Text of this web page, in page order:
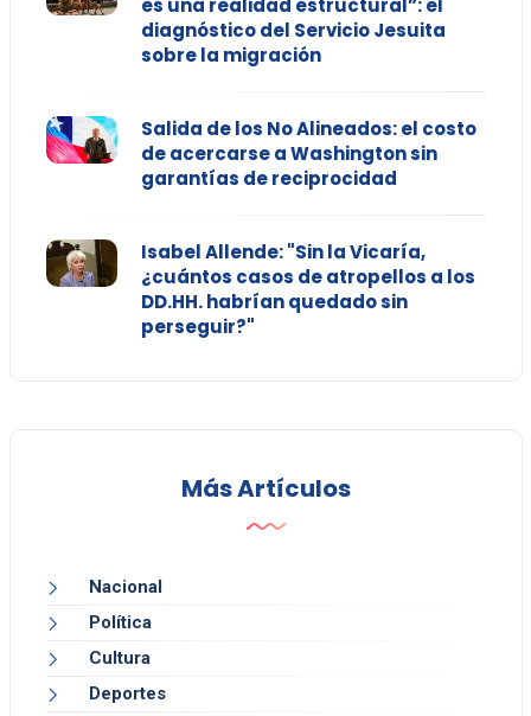
es una realidad estructural”: el
diagnóstico del Servicio Jesuita
sobre la migración
Salida de los No Alineados: el costo
de acercarse a Washington sin
garantías de reciprocidad
Isabel Allende: "Sin la Vicaría,
¿cuántos casos de atropellos a los
DD.HH. habrían quedado sin
perseguir?"
Más Artículos
Nacional
Política
Cultura
Deportes